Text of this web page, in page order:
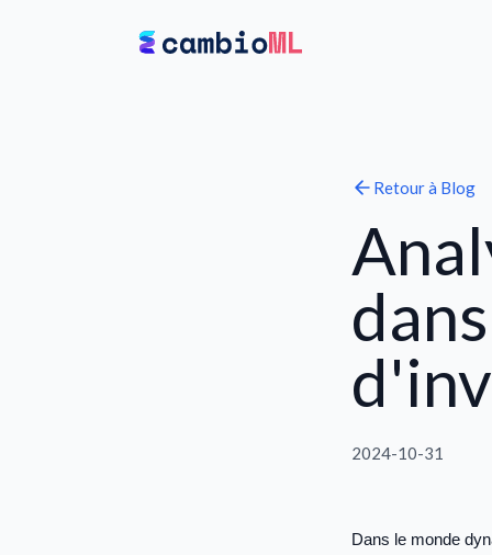
Retour à Blog
2024-10-31
Dans le monde